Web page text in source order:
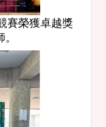
賽榮獲卓越獎
。